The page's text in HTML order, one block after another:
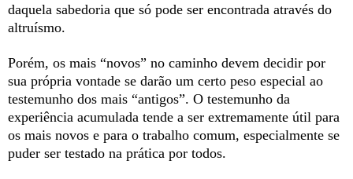
daquela sabedoria que só pode ser encontrada através do
altruísmo.
Porém, os mais “novos” no caminho devem decidir por
sua própria vontade se darão um certo peso especial ao
testemunho dos mais “antigos”. O testemunho da
experiência acumulada tende a ser extremamente útil para
os mais novos e para o trabalho comum, especialmente se
puder ser testado na prática por todos.